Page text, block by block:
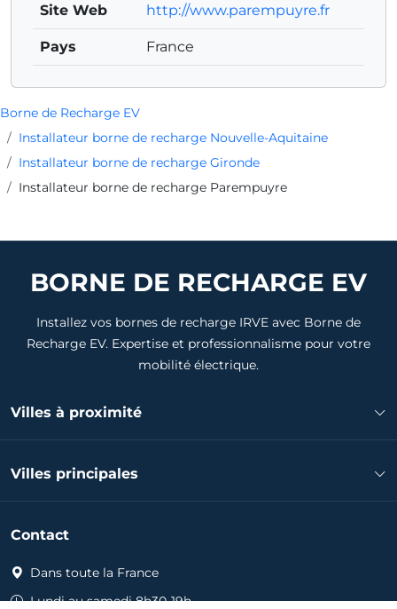
Borne de Recharge EV
Installateur borne de recharge Nouvelle-Aquitaine
Installateur borne de recharge Gironde
Installateur borne de recharge Parempuyre
Site Web http://www.parempuyre.fr
Pays France
BORNE DE RECHARGE EV
Installez vos bornes de recharge IRVE avec Borne de
Recharge EV. Expertise et professionnalisme pour votre
mobilité électrique.
Villes à proximité
Installateur borne de recharge Blanquefort
Installateur borne de recharge Le Pian-Médoc
Installateur borne de recharge Eysines
Installateur borne de recharge Bassens
Villes principales
Installateur borne de recharge Mérignac
Contact
Dans toute la France
Lundi au samedi 8h30-19h